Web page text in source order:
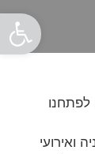
לפתחנו
ואירועי
פתח